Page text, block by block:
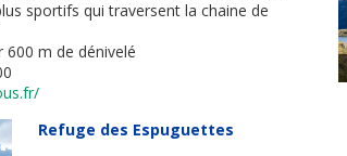
sportifs qui traversent la chaine de
m de dénivelé
Refuge des Espuguettes